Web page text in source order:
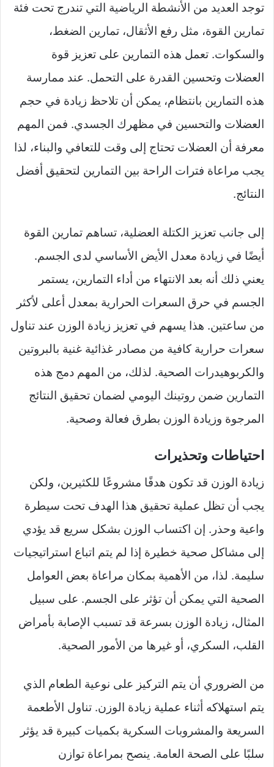
توجد العديد من الأنشطة الرياضية التي تندرج تحت فئة
تمارين القوة، مثل رفع الأثقال، تمارين الضغط،
والسكوات. تعمل هذه التمارين على تعزيز قوة
العضلات وتحسين القدرة على التحمل. عند ممارسة
هذه التمارين بانتظام، يمكن أن تلاحظ زيادة في حجم
العضلات والتحسين في مظهرك الجسدي. فمن المهم
معرفة أن العضلات تحتاج إلى وقت للتعافي والبناء، لذا
يجب مراعاة فترات الراحة بين التمارين لتحقيق أفضل
النتائج.
إلى جانب تعزيز الكتلة العضلية، تساهم تمارين القوة
أيضًا في زيادة معدل الأيض الأساسي لدى الجسم.
يعني ذلك أنه بعد الانتهاء من أداء التمارين، يستمر
الجسم في حرق السعرات الحرارية بمعدل أعلى لأكثر
من ساعتين. هذا يسهم في تعزيز زيادة الوزن عند تناول
سعرات حرارية كافية من مصادر غذائية غنية بالبروتين
والكربوهيدرات الصحية. لذلك، من المهم دمج هذه
التمارين ضمن روتينك اليومي لضمان تحقيق النتائج
المرجوة وزيادة الوزن بطرق فعالة وصحية.
احتياطات وتحذيرات
زيادة الوزن قد تكون هدفًا مشروعًا للكثيرين، ولكن
يجب أن تظل عملية تحقيق هذا الهدف تحت سيطرة
واعية وحذر. إن اكتساب الوزن بشكل سريع قد يؤدي
إلى مشاكل صحية خطيرة إذا لم يتم اتباع استراتيجيات
سليمة. لذا، من الأهمية بمكان مراعاة بعض العوامل
الصحية التي يمكن أن تؤثر على الجسم. على سبيل
المثال، زيادة الوزن بسرعة قد تسبب الإصابة بأمراض
القلب، السكري، أو غيرها من الأمور الصحية.
من الضروري أن يتم التركيز على نوعية الطعام الذي
يتم استهلاكه أثناء عملية زيادة الوزن. تناول الأطعمة
السريعة والمشروبات السكرية بكميات كبيرة قد يؤثر
سلبًا على الصحة العامة. ينصح بمراعاة توازن